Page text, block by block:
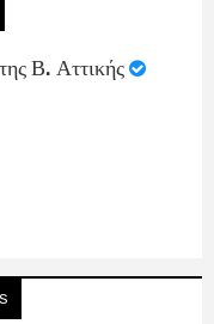
Β. Αττικής